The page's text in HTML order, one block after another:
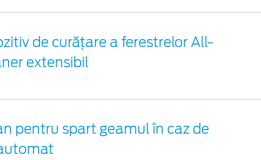
de curățare a ferestrelor All-
extensibil
pentru spart geamul în caz de